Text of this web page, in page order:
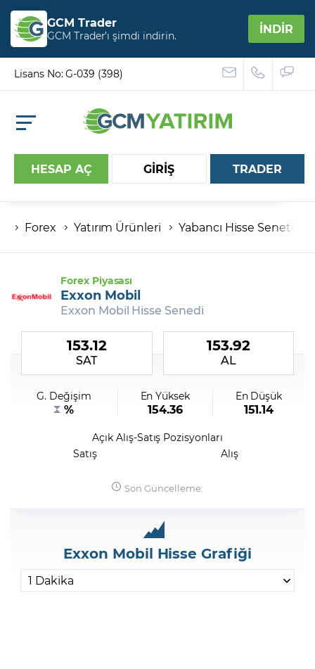
GCM Trader
GCM Trader’ı şimdi indirin. İNDİR
Lisans No: G-039 (398)
HESAP AÇ GİRİŞ
Hesap numaranız
Şifremi Unuttum
TRADER
Forex Yatırım Ürünleri Yabancı Hisse Senetleri
Forex Piyasası
Exxon Mobil
Exxon Mobil Hisse Senedi
153.12
SAT
153.92
AL
G. Değişim
%
En Yüksek
154.36
En Düşük
151.14
Açık Alış-Satış Pozisyonları
Satış
Alış
Son Güncelleme:
Exxon Mobil Hisse Grafiği